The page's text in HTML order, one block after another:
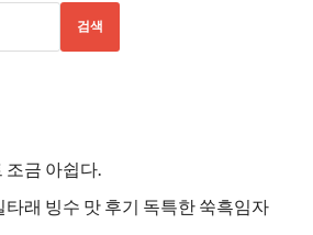
검색
금 아쉽다.
래 빙수 맛 후기 독특한 쑥흑임자